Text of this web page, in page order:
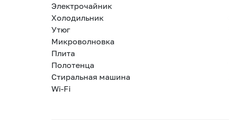
Электрочайник
Холодильник
Утюг
Микроволновка
Плита
Полотенца
Стиральная машина
Wi-Fi